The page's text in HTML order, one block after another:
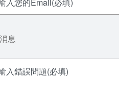
息